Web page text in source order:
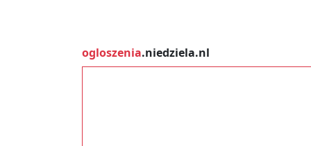
ogloszenia.niedziela.nl